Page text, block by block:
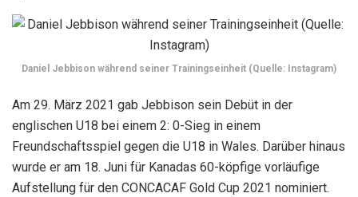
Daniel Jebbison während seiner Trainingseinheit (Quelle: Instagram)
Am 29. März 2021 gab Jebbison sein Debüt in der
englischen U18 bei einem 2: 0-Sieg in einem
Freundschaftsspiel gegen die U18 in Wales. Darüber hinaus
wurde er am 18. Juni für Kanadas 60-köpfige vorläufige
Aufstellung für den CONCACAF Gold Cup 2021 nominiert.